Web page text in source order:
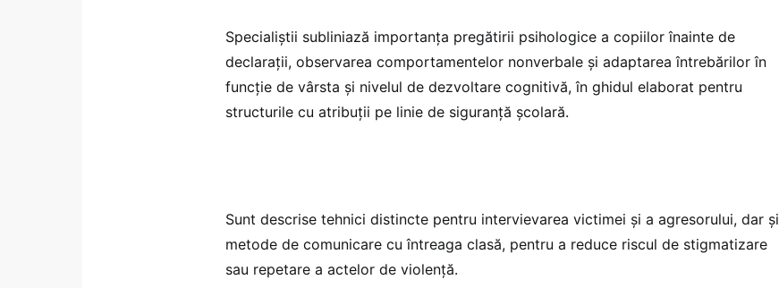
Specialiștii subliniază importanța pregătirii psihologice a copiilor înainte de
declarații, observarea comportamentelor nonverbale și adaptarea întrebărilor în
funcție de vârsta și nivelul de dezvoltare cognitivă, în ghidul elaborat pentru
structurile cu atribuții pe linie de siguranță școlară.
Sunt descrise tehnici distincte pentru intervievarea victimei și a agresorului, dar și
metode de comunicare cu întreaga clasă, pentru a reduce riscul de stigmatizare
sau repetare a actelor de violență.